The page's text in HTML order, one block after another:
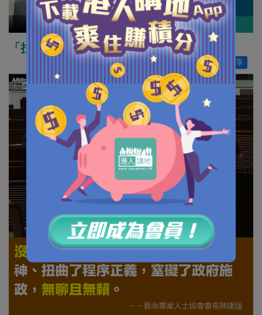
陳建強 作者其他博評
「拉布」「剪布」與政治擔當
分享
讚好 0